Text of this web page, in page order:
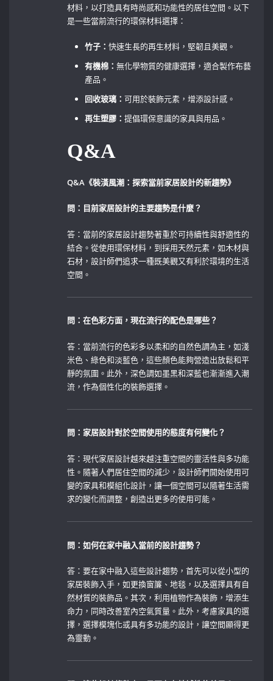
材料，以打造具有時尚感和功能性的居住空間。以下
是一些當前流行的環保材料選擇：
竹子：快速生長的再生材料，堅韌且美觀。
有機棉：無化學物質的健康選擇，適合製作布藝
產品。
回收玻璃：可用於裝飾元素，增添設計感。
再生塑膠：提倡環保意識的家具與用品。
Q&A
Q&A《裝潢風潮：探索當前家居設計的新趨勢》
問：目前家居設計的主要趨勢是什麼？
答：當前的家居設計趨勢著重於可持續性與舒適性的
結合。從使用環保材料，到採用天然元素，如木材與
石材，設計師們追求一種既美觀又有利於環境的生活
空間。
問：在色彩方面，現在流行的配色是哪些？
答：當前流行的色彩多以柔和的自然色調為主，如淺
米色、綠色和淡藍色，這些顏色能夠營造出放鬆和平
靜的氛圍。此外，深色調如墨黑和深藍也漸漸進入潮
流，作為個性化的裝飾選擇。
問：家居設計對於空間使用的態度有何變化？
答：現代家居設計越來越注重空間的靈活性與多功能
性。隨著人們居住空間的減少，設計師們開始使用可
變的家具和模組化設計，讓一個空間可以隨著生活需
求的變化而調整，創造出更多的使用可能。
問：如何在家中融入當前的設計趨勢？
答：要在家中融入這些設計趨勢，首先可以從小型的
家居裝飾入手，如更換窗簾、地毯，以及選擇具有自
然材質的裝飾品。其次，利用植物作為裝飾，增添生
命力，同時改善室內空氣質量。此外，考慮家具的選
擇，選擇模塊化或具有多功能的設計，讓空間顯得更
為靈動。